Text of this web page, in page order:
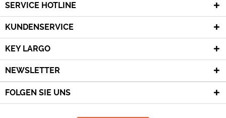
SERVICE HOTLINE
KUNDENSERVICE
KEY LARGO
NEWSLETTER
FOLGEN SIE UNS